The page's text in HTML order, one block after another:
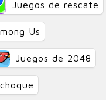
Juegos de rescate
Us
Juegos de 2048